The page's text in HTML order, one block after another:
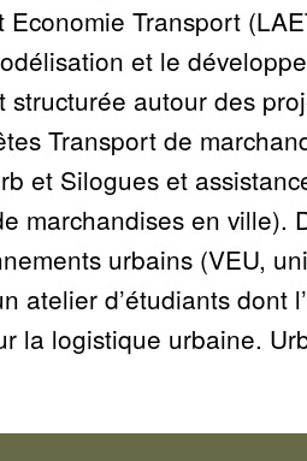
Transport
et le
structurée autour des
Transport de
et Silogues et
marchandises en ville).
urbains (VEU,
atelier d’étudiants
la logistique urbaine.